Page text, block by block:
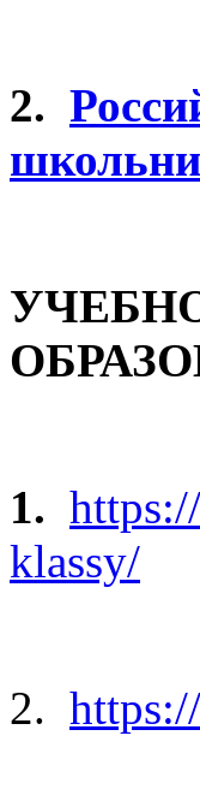
2.
1.
klassy/
2.